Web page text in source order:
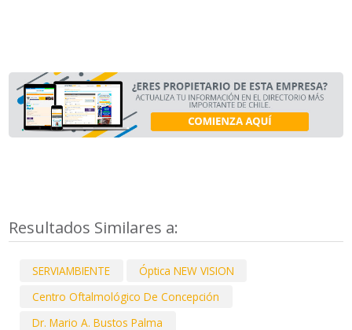
Resultados Similares a:
SERVIAMBIENTE
Óptica NEW VISION
Centro Oftalmológico De Concepción
Dr. Mario A. Bustos Palma